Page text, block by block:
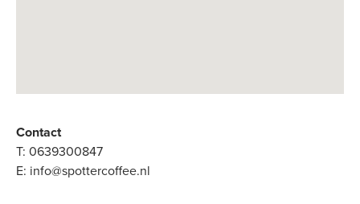
Contact
T: 0639300847
E: info@spottercoffee.nl